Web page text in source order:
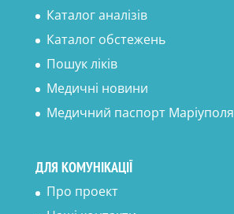
Каталог аналізів
Каталог обстежень
Пошук ліків
Медичні новини
Медичний паспорт Маріуполя
ДЛЯ КОМУНІКАЦІЇ
Про проект